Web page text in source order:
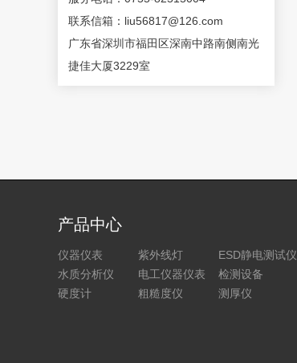
联系信箱：liu56817@126.com
广东省深圳市福田区深南中路南侧南光
捷佳大厦3229室
产品中心
仪器仪表 紫外线灯
ESD静电测试仪
水质分析仪
电工仪器仪表
检测设备
硬度计
粗糙度仪 测厚仪